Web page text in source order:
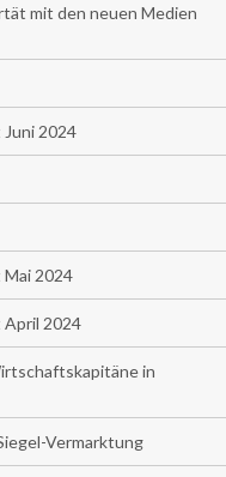
mit den neuen Medien
2024
2024
2024
in
Vermarktung